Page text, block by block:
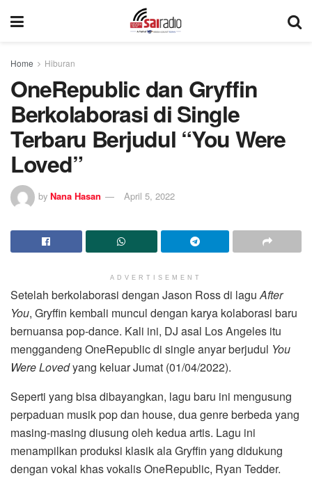
Home Hiburan
OneRepublic dan Gryffin
Berkolaborasi di Single
Terbaru Berjudul “You Were
Loved”
by Nana Hasan April 5, 2022
ADVERTISEMENT
Setelah berkolaborasi dengan Jason Ross di laguAfter
You, Gryffin kembali muncul dengan karya kolaborasi baru
bernuansa pop-dance. Kali ini, DJ asal Los Angeles itu
menggandeng OneRepublic di single anyar berjudul You
Were Lovedyang keluar Jumat (01/04/2022).
Seperti yang bisa dibayangkan, lagu baru ini mengusung
perpaduan musik pop dan house, dua genre berbeda yang
masing-masing diusung oleh kedua artis. Lagu ini
menampilkan produksi klasik ala Gryffin yang didukung
dengan vokal khas vokalis OneRepublic, Ryan Tedder.